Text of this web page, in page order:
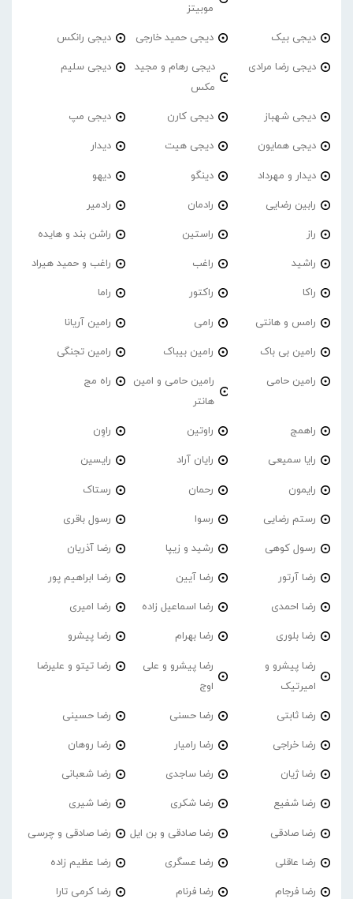
موبیتز
دیجی بیک دیجی حمید خارجی دیجی رانکس
دیجی رضا مرادی
دیجی رهام و مجید
مکس
دیجی سلیم
دیجی شهباز دیجی کارن دیجی مپ
دیجی همایون دیجی هیت دیدار
دیدار و مهرداد دینگو دیهو
رابین رضایی رادمان رادمیر
راز راستین راشن بند و هایده
راشید راغب راغب و حمید هیراد
راکا راکتور راما
رامس و هانتی رامی رامین آریانا
رامین بی باک رامین بیباک رامین تجنگی
رامین حامی
رامین حامی و امین
هانتر
راه مج
راهمج راوتین راوِن
رایا سمیعی رایان آراد رایسین
رایمون رحمان رستاک
رستم رضایی رسوا رسول باقری
رسول کوهی رشید و زیپا رضا آذریان
رضا آرتور رضا آیین رضا ابراهیم پور
رضا احمدی رضا اسماعیل زاده رضا امیری
رضا بلوری رضا بهرام رضا پیشرو
رضا پیشرو و
امیرتیک
رضا پیشرو و علی
اوج
رضا تیتو و علیرضا
رضا ثابتی رضا حسنی رضا حسینی
رضا خراجی رضا رامیار رضا روهان
رضا ژیان رضا ساجدی رضا شعبانی
رضا شفیع رضا شکری رضا شیری
رضا صادقی رضا صادقی و بن ایل رضا صادقی و چرسی
رضا عاقلی رضا عسگری رضا عظیم زاده
رضا فرجام رضا فرنام رضا کرمی تارا